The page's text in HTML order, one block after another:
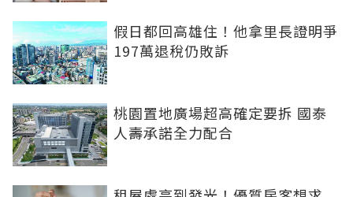
假日都回高雄住！他拿里長證明爭
197萬退稅仍敗訴
桃園置地廣場超高確定要拆 國泰
人壽承諾全力配合